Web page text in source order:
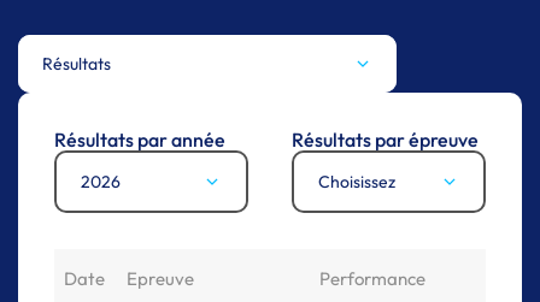
Résultats
Résultats par année
2026
Résultats par épreuve
Choisissez
Date Epreuve Performance